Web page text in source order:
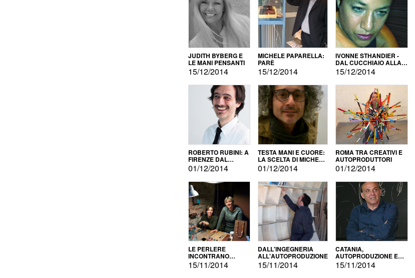
JUDITH BYBERG E
LE MANI PENSANTI
15/12/2014
MICHELE PAPARELLA:
PARÈ
15/12/2014
IVONNE STHANDIER -
DAL CUCCHIAIO ALLA
CITTÀ
15/12/2014
ROBERTO RUBINI: A
FIRENZE DAL
PRODOTTO ALLA
PROMOZIONE
01/12/2014
TESTA MANI E CUORE:
LA SCELTA DI MICHELE
BARBERIO
01/12/2014
ROMA TRA CREATIVI E
AUTOPRODUTTORI
01/12/2014
LE PERLERE
INCONTRANO
L'AUTOPRODUZIONE
15/11/2014
DALL'INGEGNERIA
ALL'AUTOPRODUZIONE
15/11/2014
CATANIA,
AUTOPRODUZIONE E
COMMERCIALIZZAZIONE
15/11/2014